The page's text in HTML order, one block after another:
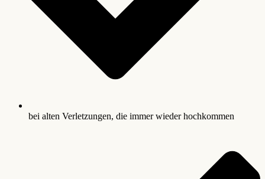
bei alten Verletzungen, die immer wieder hochkommen